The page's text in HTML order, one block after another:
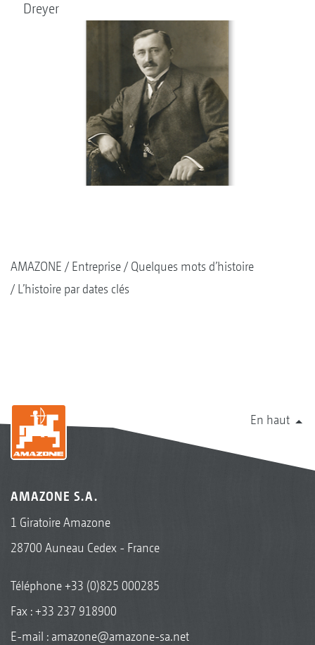
Dreyer
AMAZONE Entreprise
Quelques mots d’histoire
L’histoire par dates clés
En haut
AMAZONE S.A.
1 Giratoire Amazone
28700 Auneau Cedex - France
Téléphone+33 (0)825 000285
Fax : +33 237 918900
E-mail : amazone@amazone-sa.net